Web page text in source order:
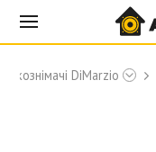
DiMarzio